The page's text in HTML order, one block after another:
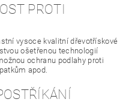
PROTI
vysoce kvalitní dřevotřískové
ošetřenou technologií
ochranu podlahy proti
apod.